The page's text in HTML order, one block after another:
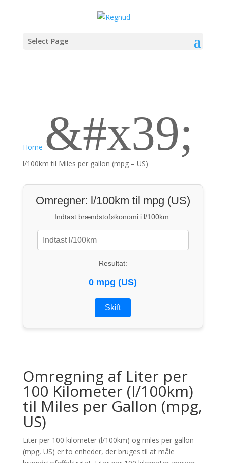
Select Page
Home &#x39;
l/100km til Miles per gallon (mpg – US)
Omregner: l/100km til mpg (US)
Indtast brændstoføkonomi i l/100km:
Resultat:
0 mpg (US)
Skift
Omregning af Liter per
100 Kilometer (l/100km)
til Miles per Gallon (mpg,
US)
Liter per 100 kilometer (l/100km) og miles per gallon
(mpg, US) er to enheder, der bruges til at måle